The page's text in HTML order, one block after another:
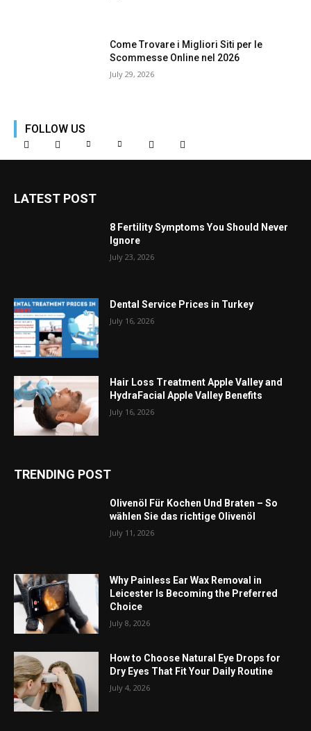
Come Trovare i Migliori Siti per le
Scommesse Online nel 2026
July 29, 2026
FOLLOW US
LATEST POST
8 Fertility Symptoms You Should Never
Ignore
July 23, 2026
Dental Service Prices in Turkey
July 16, 2026
Hair Loss Treatment Apple Valley and
HydraFacial Apple Valley Benefits
July 16, 2026
TRENDING POST
Olivenöl Für Kochen Und Braten – So
wählen Sie das richtige Olivenöl
July 11, 2026
Why Painless Ear Wax Removal in
Leicester Is Becoming the Preferred
Choice
July 8, 2026
How to Choose Natural Eye Drops for
Dry Eyes That Fit Your Daily Routine
July 4, 2026